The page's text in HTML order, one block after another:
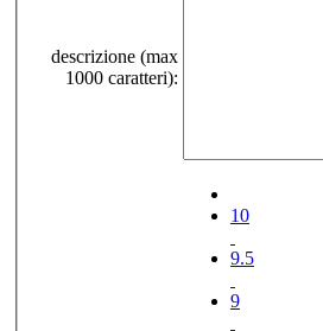
descrizione (max
1000 caratteri):
10
9.5
9